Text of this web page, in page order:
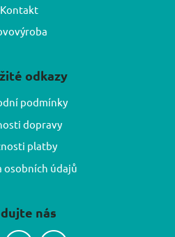
Kontakt
odkazy
podmínky
dopravy
platby
osobních údajů
nás